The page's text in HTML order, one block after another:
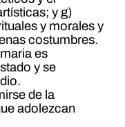
y g)
y morales y
costumbres.
es
y se
de la
adolezcan